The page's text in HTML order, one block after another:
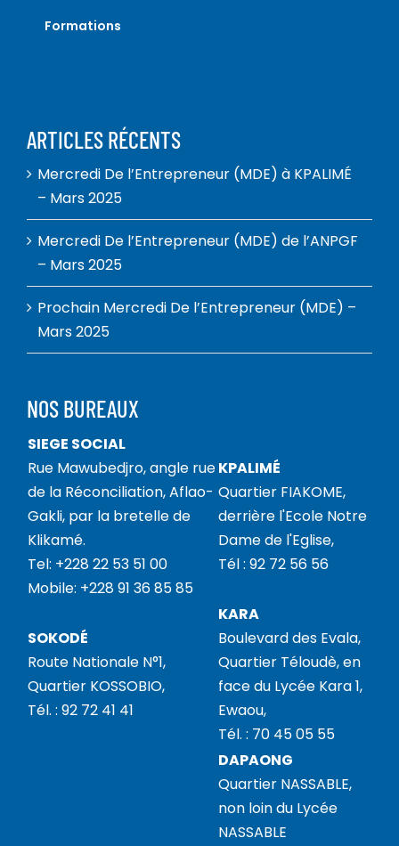
Formations
ARTICLES RÉCENTS
Mercredi De l’Entrepreneur (MDE) à KPALIMÉ
– Mars 2025
Mercredi De l’Entrepreneur (MDE) de l’ANPGF
– Mars 2025
Prochain Mercredi De l’Entrepreneur (MDE) –
Mars 2025
NOS BUREAUX
SIEGE SOCIAL
Rue Mawubedjro, angle rue
de la Réconciliation, Aflao-
Gakli, par la bretelle de
Klikamé.
Tel: +228 22 53 51 00
Mobile: +228 91 36 85 85
KPALIMÉ
Quartier FIAKOME,
derrière l'Ecole Notre
Dame de l'Eglise,
Tél : 92 72 56 56
SOKODÉ
Route Nationale N°1,
Quartier KOSSOBIO,
Tél. : 92 72 41 41
KARA
Boulevard des Evala,
Quartier Téloudè, en
face du Lycée Kara 1,
Ewaou,
Tél. : 70 45 05 55
DAPAONG
Quartier NASSABLE,
non loin du Lycée
NASSABLE